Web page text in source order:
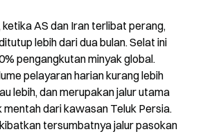
ketika AS dan Iran terlibat perang,
lebih dari dua bulan. Selat ini
pengangkutan minyak global.
pelayaran harian kurang lebih
lebih, dan merupakan jalur utama
mentah dari kawasan Teluk Persia.
tersumbatnya jalur pasokan